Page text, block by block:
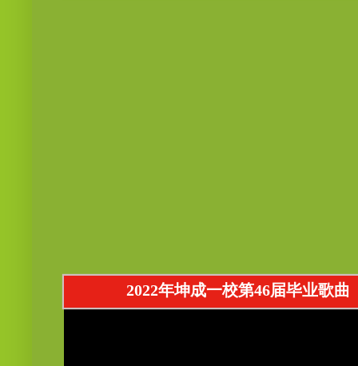
2022年坤成一校第46届毕业歌曲